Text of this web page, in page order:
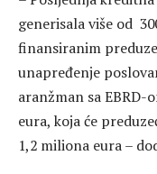
generisala više od
finansiranim
unapređenje
aranžman sa
eura, koja će
1,2 miliona eura –